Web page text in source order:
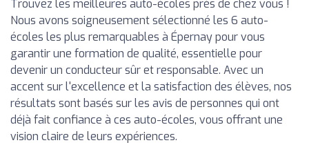
Trouvez les meilleures auto-écoles près de chez vous !
Nous avons soigneusement sélectionné les 6 auto-
écoles les plus remarquables à Épernay pour vous
garantir une formation de qualité, essentielle pour
devenir un conducteur sûr et responsable. Avec un
accent sur l'excellence et la satisfaction des élèves, nos
résultats sont basés sur les avis de personnes qui ont
déjà fait confiance à ces auto-écoles, vous offrant une
vision claire de leurs expériences.